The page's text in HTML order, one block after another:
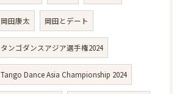
岡田康太 岡田とデート
タンゴダンスアジア選手権2024
Tango Dance Asia Championship 2024